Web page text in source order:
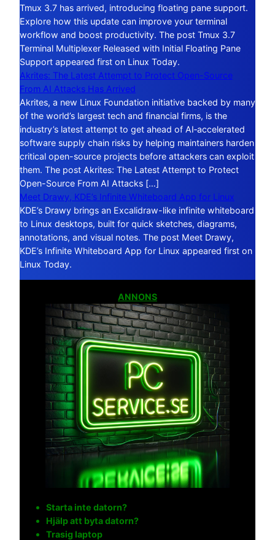
Tmux 3.7 has arrived, introducing floating pane support.
Explore how this update can improve your terminal
workflow and boost productivity. The post Tmux 3.7
Terminal Multiplexer Released with Initial Floating Pane
Support appeared first on Linux Today.
Akrites: The Latest Attempt to Protect Open-Source
From AI Attacks Has Arrived
Akrites, a new Linux Foundation initiative backed by many
of the world’s largest tech and financial firms, is the
industry’s latest attempt to get ahead of AI‑accelerated
software supply chain risks by helping maintainers harden
critical open-source projects before attackers can exploit
them. The post Akrites: The Latest Attempt to Protect
Open-Source From AI Attacks […]
Meet Drawy, KDE’s Infinite Whiteboard App for Linux
KDE’s Drawy brings an Excalidraw-like infinite whiteboard
to Linux desktops, built for quick sketches, diagrams,
annotations, and visual notes. The post Meet Drawy,
KDE’s Infinite Whiteboard App for Linux appeared first on
Linux Today.
ANNONS
Starta inte datorn?
Hjälp att byta datorn?
Trasig laptop